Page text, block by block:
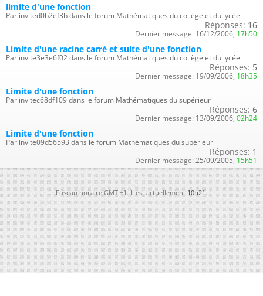
limite d'une fonction
Par invited0b2ef3b dans le forum Mathématiques du collège et du lycée
Réponses: 16
Dernier message: 16/12/2006, 17h50
Limite d'une racine carré et suite d'une fonction
Par invite3e3e6f02 dans le forum Mathématiques du collège et du lycée
Réponses: 5
Dernier message: 19/09/2006, 18h35
Limite d'une fonction
Par invitec68df109 dans le forum Mathématiques du supérieur
Réponses: 6
Dernier message: 13/09/2006, 02h24
Limite d'une fonction
Par invite09d56593 dans le forum Mathématiques du supérieur
Réponses: 1
Dernier message: 25/09/2005, 15h51
Fuseau horaire GMT +1. Il est actuellement10h21.